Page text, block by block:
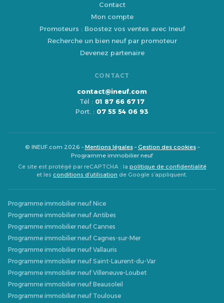
Contact
Mon compte
Promoteurs : Boostez vos ventes avec Ineuf
Recherche un bien neuf par promoteur
Devenez partenaire
CONTACT
contact@ineuf.com
Tél : 01 87 66 67 17
Port. : 07 55 54 06 93
© INEUF.com 2026 –Mentions légales–Gestion des cookies–
Programme immobilier neuf
Ce site est protégé par reCAPTCHA : la politique de confidentialité
et les conditions d’utilisation de Google s’appliquent.
Programme immobilier neuf Nice
Programme immobilier neuf Antibes
Programme immobilier neuf Cannes
Programme immobilier neuf Cagnes-sur-Mer
Programme immobilier neuf Vallauris
Programme immobilier neuf Saint-Laurent-du-Var
Programme immobilier neuf Villeneuve-Loubet
Programme immobilier neuf Beausoleil
Programme immobilier neuf Toulouse